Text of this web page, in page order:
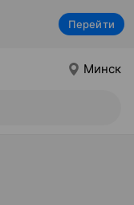
Перейти
Минск